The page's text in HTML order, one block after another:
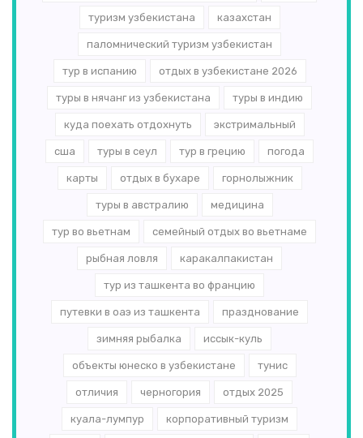
туризм узбекистана казахстан
паломнический туризм узбекистан
тур в испанию отдых в узбекистане 2026
туры в нячанг из узбекистана туры в индию
куда поехать отдохнуть экстримальный
сша туры в сеул тур в грецию погода
карты отдых в бухаре горнолыжник
туры в австралию медицина
тур во вьетнам семейный отдых во вьетнаме
рыбная ловля каракалпакистан
тур из ташкента во францию
путевки в оаэ из ташкента празднование
зимняя рыбалка иссык-куль
объекты юнеско в узбекистане тунис
отличия черногория отдых 2025
куала-лумпур корпоративный туризм